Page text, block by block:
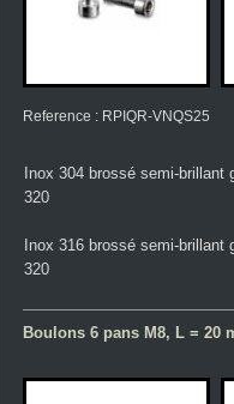
Reference : RPIQR-VNQS25
Inox 304 brossé semi-brillant
320
Inox 316 brossé semi-brillant
320
Boulons 6 pans M8, L = 20